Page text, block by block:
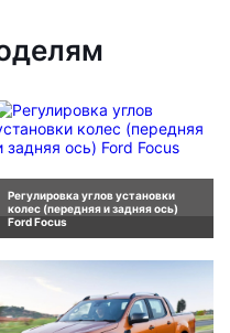
Регулировка углов установки
колес (передняя и задняя ось)
Ford Focus